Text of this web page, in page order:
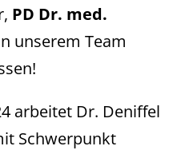
PD Dr. med.
unserem Team
arbeitet Dr. Deniffel
Schwerpunkt